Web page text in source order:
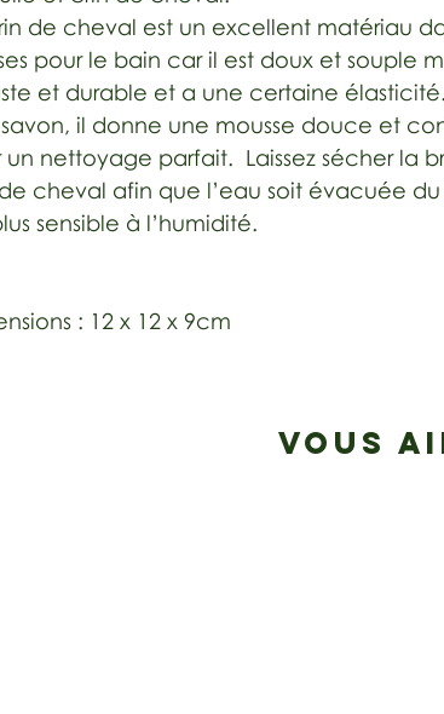
de cheval est un excellent matériau
pour le bain car il est doux et souple
et durable et a une certaine
il donne une mousse douce et
un nettoyage parfait. Laissez sécher la
cheval afin que l’eau soit évacuée du
sensible à l’humidité.
: 12 x 12 x 9cm
VOUS